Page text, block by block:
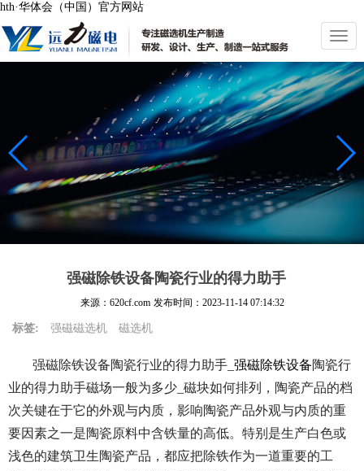
hth·华体会（中国）官方网站
切
换
导
航
强磁除铁设备陶瓷行业的得力助手
来源：620cf.com 发布时间： 2023-11-14 07:14:32
标签: 强磁磁选机 磁选机
强磁除铁设备陶瓷行业的得力助手_ 强磁除铁设备陶瓷行
业的得力助手磁场一般为多少_磁块如何排列，陶瓷产品的档
次关键在于它的外观与内质，影响陶瓷产品外观与内质的重
要因素之一是陶瓷原料中含铁量的高低。特别是生产白色或
浅色的建筑卫生陶瓷产品，都应把除铁作为一道重要的工